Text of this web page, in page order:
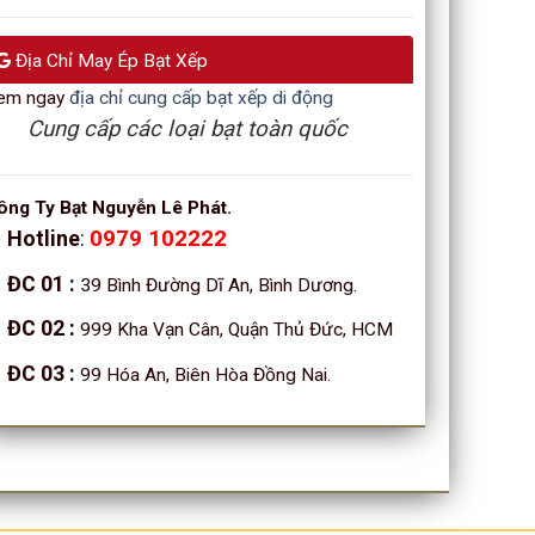
Địa Chỉ May Ép Bạt Xếp
ngay địa chỉ cung cấp bạt xếp di động
Cung cấp các loại bạt toàn quốc
Ty Bạt Nguyễn Lê Phát.
Hotline: 0979 102222
ĐC 01 : 39 Bình Đường Dĩ An, Bình Dương.
ĐC 02: 999 Kha Vạn Cân, Quận Thủ Đức, HCM
ĐC 03 : 99 Hóa An, Biên Hòa Đồng Nai.